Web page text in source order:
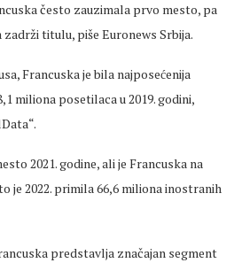
često zauzimala prvo mesto, pa
titulu, piše Euronews Srbija.
Francuska je bila najposećenija
miliona posetilaca u 2019. godini,
2021. godine, ali je Francuska na
je 2022. primila 66,6 miliona inostranih
predstavlja značajan segment